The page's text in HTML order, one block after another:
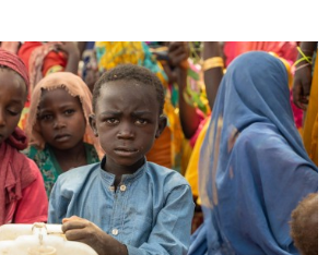
Klimaatakkoord. Datzelfde gebeurde bij
opnieuw aansloot bij de Geneva
van 2020: een internationale verklaring
die abortus verwerpt. En zo kan ik het
met vele andere maatregelen die migranten,
community raken.